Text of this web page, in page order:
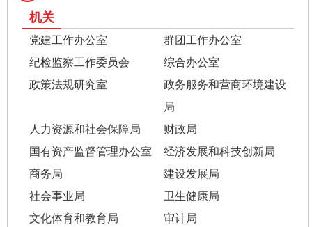
机关
党建工作办公室
群团工作办公室
纪检监察工作委员会
综合办公室
政策法规研究室
政务服务和营商环境建设
局
人力资源和社会保障局
财政局
国有资产监督管理办公室
经济发展和科技创新局
商务局
建设发展局
社会事业局
卫生健康局
文化体育和教育局
审计局